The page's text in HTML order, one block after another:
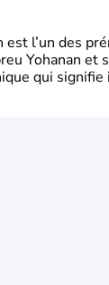
est l’un des
Yohanan
qui